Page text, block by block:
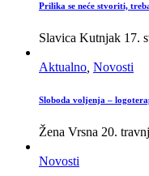
Prilika se neće stvoriti,
Slavica Kutnjak 17.
Aktualno Novosti
Sloboda voljenja –
Žena Vrsna 20.
Novosti